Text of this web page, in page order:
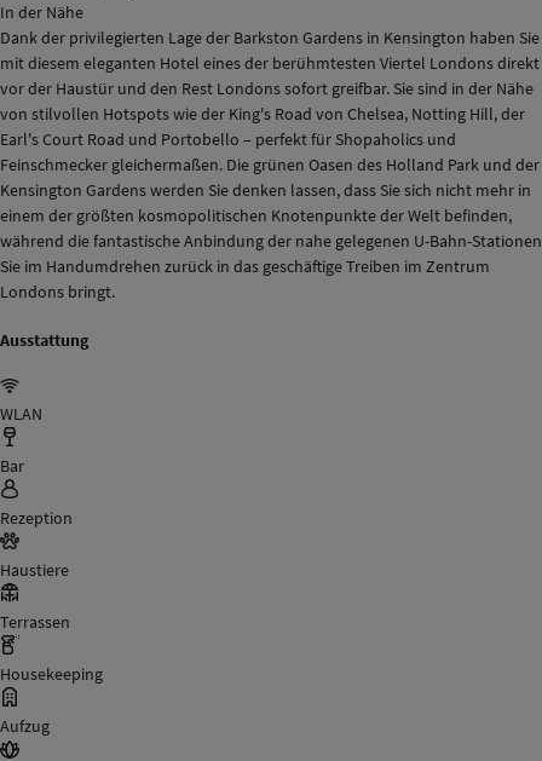
In der Nähe
Dank der privilegierten Lage der Barkston Gardens in Kensington haben Sie
mit diesem eleganten Hotel eines der berühmtesten Viertel Londons direkt
vor der Haustür und den Rest Londons sofort greifbar. Sie sind in der Nähe
von stilvollen Hotspots wie der King's Road von Chelsea, Notting Hill, der
Earl's Court Road und Portobello – perfekt für Shopaholics und
Feinschmecker gleichermaßen. Die grünen Oasen des Holland Park und der
Kensington Gardens werden Sie denken lassen, dass Sie sich nicht mehr in
einem der größten kosmopolitischen Knotenpunkte der Welt befinden,
während die fantastische Anbindung der nahe gelegenen U-Bahn-Stationen
Sie im Handumdrehen zurück in das geschäftige Treiben im Zentrum
Londons bringt.
Ausstattung
WLAN
Bar
Rezeption
Haustiere
Terrassen
Housekeeping
Aufzug